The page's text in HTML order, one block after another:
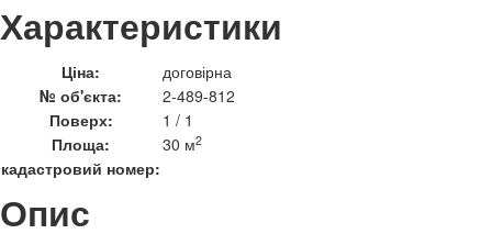
Характеристики
Ціна:
договірна
№ об'єкта:
2-489-812
Поверх:
1 / 1
Площа:
30 м2
кадастровий номер:
Опис